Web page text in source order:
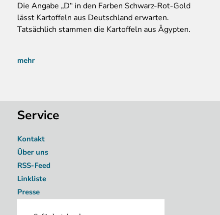
Die Angabe „D“ in den Farben Schwarz-Rot-Gold
lässt Kartoffeln aus Deutschland erwarten.
Tatsächlich stammen die Kartoffeln aus Ägypten.
mehr
Service
Kontakt
Über uns
RSS-Feed
Linkliste
Presse